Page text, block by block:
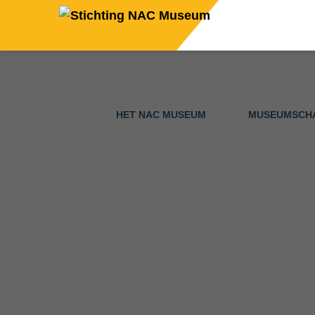
HET NAC MUSEUM